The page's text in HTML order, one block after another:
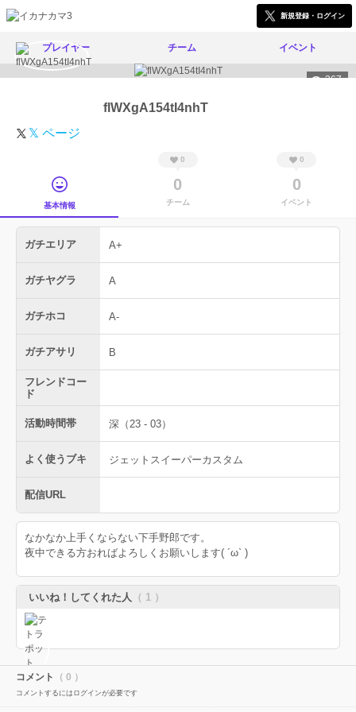
新規登録・ログイン
プレイヤー チーム イベント
367
flWXgA154tI4nhT
𝕏 ページ
基本情報
0
0
チーム
0
0
イベント
ガチエリア A+
ガチヤグラ A
ガチホコ A-
ガチアサリ B
フレンドコー
ド
活動時間帯 深（23 - 03）
よく使うブキ ジェットスイーパーカスタム
配信URL
なかなか上手くならない下手野郎です。
夜中できる方おればよろしくお願いします( ´ω` )
いいね！してくれた人 （ 1 ）
コメント （ 0 ）
コメントするにはログインが必要です